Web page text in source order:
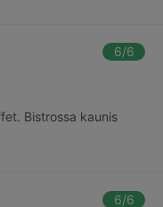
6/6
Bistrossa kaunis
6/6